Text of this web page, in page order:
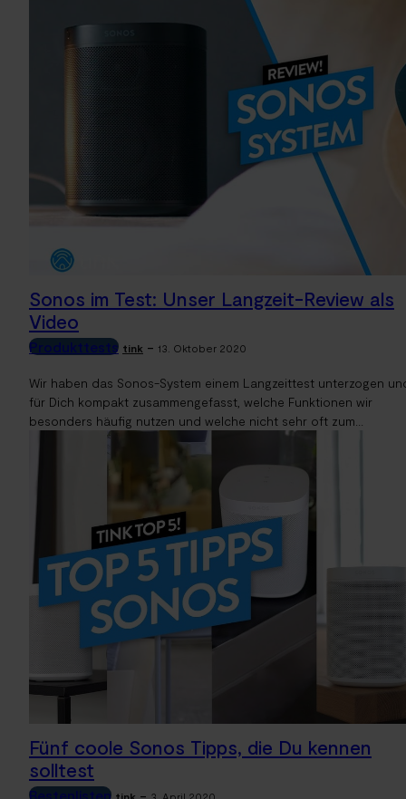
Sonos im Test: Unser Langzeit-Review als
Video
Produkttests tink - 13. Oktober 2020
Wir haben das Sonos-System einem Langzeittest unterzogen
für Dich kompakt zusammengefasst, welche Funktionen wir
besonders häufig nutzen und welche nicht sehr oft zum...
Fünf coole Sonos Tipps, die Du kennen
solltest
Bestenlisten tink - 3. April 2020